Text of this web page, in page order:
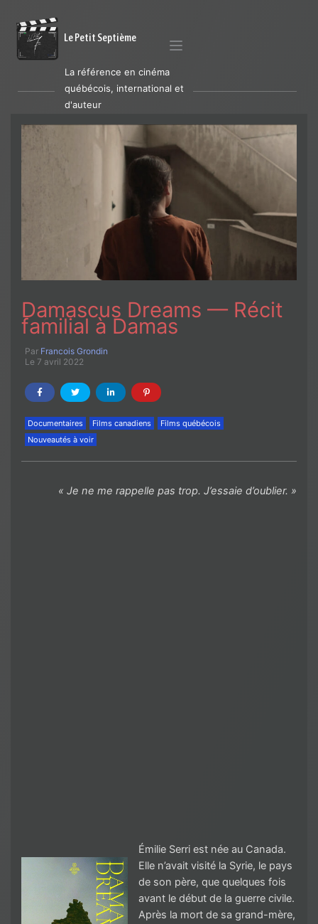
Le Petit Septième
La référence en cinéma
québécois, international et
d'auteur
Damascus Dreams — Récit
familial à Damas
Par Francois Grondin
Le 7 avril 2022
Documentaires Films canadiens
Films québécois
Nouveautés à voir
« Je ne me rappelle pas trop. J’essaie d’oublier. »
Émilie Serri est née au Canada.
Elle n’avait visité la Syrie, le pays
de son père, que quelques fois
avant le début de la guerre civile.
Après la mort de sa grand-mère,